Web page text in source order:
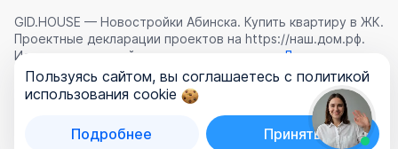
GID.HOUSE — Новостройки Абинска. Купить квартиру в ЖК.
Проектные декларации проектов на https://наш.дом.рф.
Использование сайта означает согласие с
Лицензионным
соглашением
,Политикой конфиденциальностии
Политикой обработки персональных данных
ООО «ГИД.ХАУЗ»
Пользуясь сайтом, вы соглашаетесь с политикой
использования cookie
Подробнее Принять